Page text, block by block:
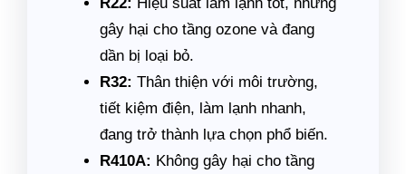
gây hại cho tầng ozone và đang
dần bị loại bỏ.
R32: Thân thiện với môi trường,
tiết kiệm điện, làm lạnh nhanh,
đang trở thành lựa chọn phổ biến.
R410A: Không gây hại cho tầng